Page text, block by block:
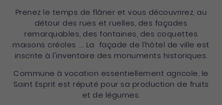
Prenez le temps de flâner et vous découvrirez, au
détour des rues et ruelles, des façades
remarquables, des fontaines, des coquettes
maisons créoles …. La façade de l’hôtel de ville est
inscrite à l'inventaire des monuments historiques.
Commune à vocation essentiellement agricole, le
Saint Esprit est réputé pour sa production de fruits
et de légumes.